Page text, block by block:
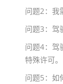
问题2：我
问题3：驾
问题4：驾
特殊许可。
问题5：如